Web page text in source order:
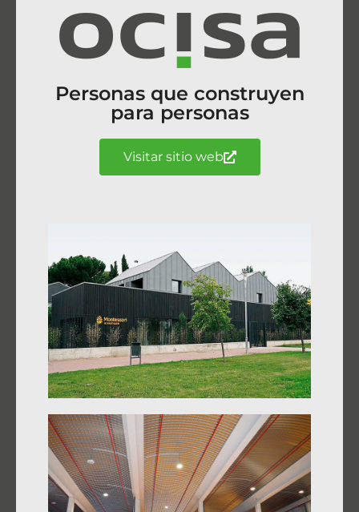
Personas que construyen
para personas
Visitar sitio web